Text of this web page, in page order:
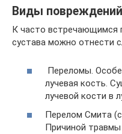
Виды повреждений
К часто встречающимся
сустава можно отнести
Переломы.
лучевая кость.
лучевой кости в
Перелом Смита
Причиной